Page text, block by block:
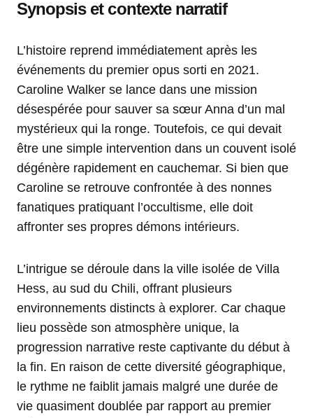
Synopsis et contexte narratif
L’histoire reprend immédiatement après les
événements du premier opus sorti en 2021.
Caroline Walker se lance dans une mission
désespérée pour sauver sa sœur Anna d’un mal
mystérieux qui la ronge. Toutefois, ce qui devait
être une simple intervention dans un couvent isolé
dégénère rapidement en cauchemar. Si bien que
Caroline se retrouve confrontée à des nonnes
fanatiques pratiquant l’occultisme, elle doit
affronter ses propres démons intérieurs.
L’intrigue se déroule dans la ville isolée de Villa
Hess, au sud du Chili, offrant plusieurs
environnements distincts à explorer. Car chaque
lieu possède son atmosphère unique, la
progression narrative reste captivante du début à
la fin. En raison de cette diversité géographique,
le rythme ne faiblit jamais malgré une durée de
vie quasiment doublée par rapport au premier